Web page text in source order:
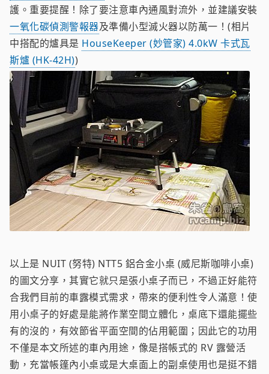
護。重要提醒！除了要注意車內通風對流外，並建議安裝
一氧化碳偵測警報器及準備小型滅火器以防萬一！(相片
中搭配的爐具是 HouseKeeper (妙管家) 4.0kW 卡式瓦
斯爐 (HK-42H))
以上是 NUIT (努特) NTT5 鋁合金小桌 (威尼斯咖啡小桌)
的圖文分享，其實它就只是張小桌子而已，不過正好能符
合我們目前的車露模式需求，帶來的便利性令人滿意！使
用小桌子的好處是能將作業空間立體化，桌底下還能擺些
有的沒的，有效節省平面空間的佔用範圍；因此它的功用
不僅是本文所述的車內用途，像是搭帳式的 RV 露營活
動，充當帳篷內小桌或是大桌面上的副桌使用也是挺不錯